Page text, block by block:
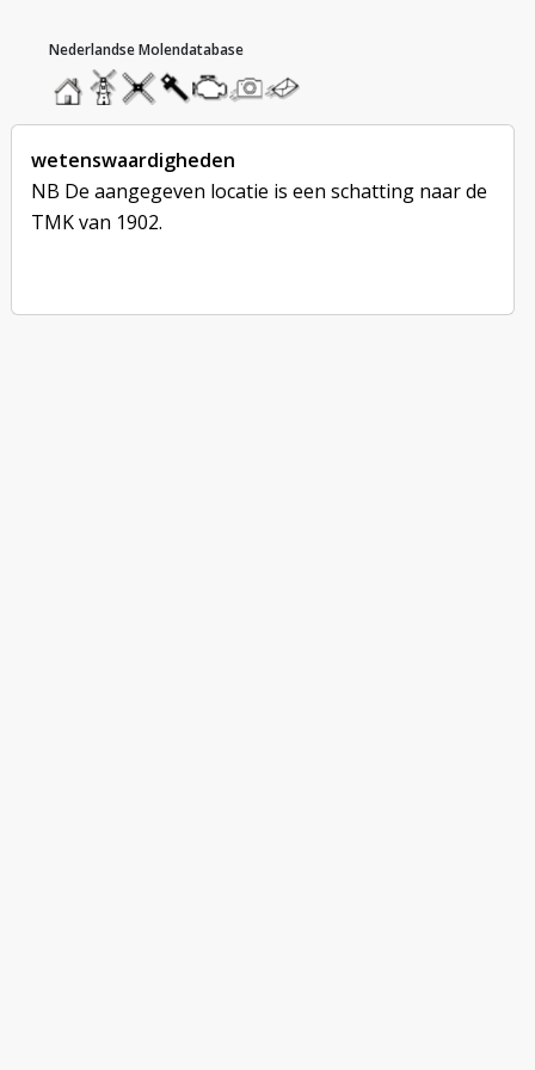
homemolendatabase
roedendatabase
assendatabase
motorendatabase
stuur
een
foto
stuur
een
bericht
wetenswaardigheden
NB De aangegeven locatie is een schatting naar de
TMK van 1902.